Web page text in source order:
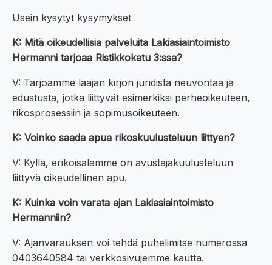
Usein kysytyt kysymykset
K: Mitä oikeudellisia palveluita Lakiasiaintoimisto
Hermanni tarjoaa Ristikkokatu 3:ssa?
V: Tarjoamme laajan kirjon juridista neuvontaa ja
edustusta, jotka liittyvät esimerkiksi perheoikeuteen,
rikosprosessiin ja sopimusoikeuteen.
K: Voinko saada apua rikoskuulusteluun liittyen?
V: Kyllä, erikoisalamme on avustajakuulusteluun
liittyvä oikeudellinen apu.
K: Kuinka voin varata ajan Lakiasiaintoimisto
Hermanniin?
V: Ajanvarauksen voi tehdä puhelimitse numerossa
0403640584 tai verkkosivujemme kautta.